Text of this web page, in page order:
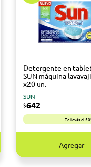
Detergente en
SUN máquina
x20 un.
SUN
$642
Te llevás el
Agregar